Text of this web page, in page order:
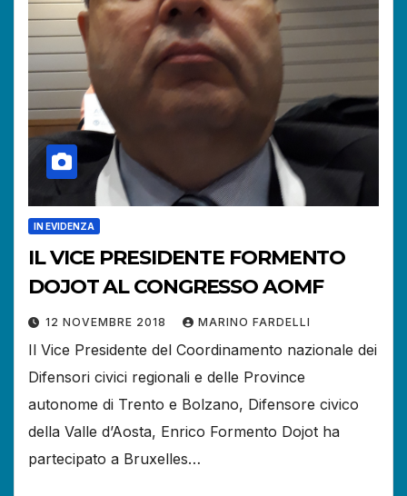
IN EVIDENZA
IL VICE PRESIDENTE FORMENTO
DOJOT AL CONGRESSO AOMF
12 NOVEMBRE 2018 MARINO FARDELLI
Il Vice Presidente del Coordinamento nazionale dei
Difensori civici regionali e delle Province
autonome di Trento e Bolzano, Difensore civico
della Valle d’Aosta, Enrico Formento Dojot ha
partecipato a Bruxelles…